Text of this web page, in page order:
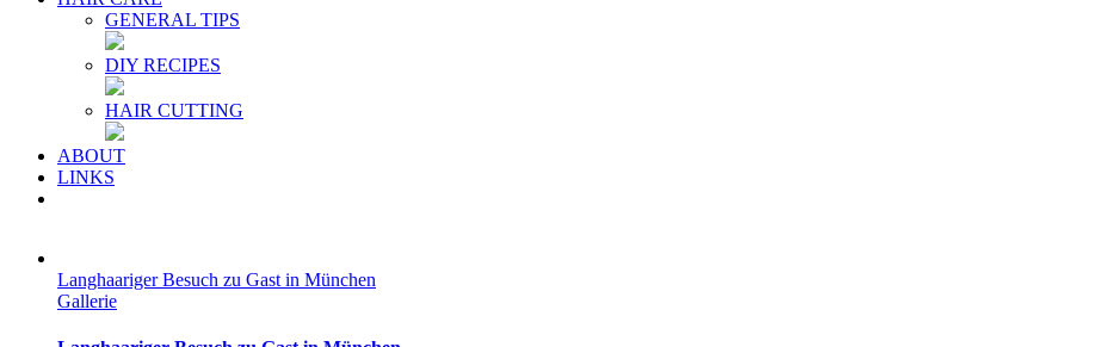
GENERAL TIPS
DIY RECIPES
HAIR CUTTING
ABOUT
LINKS
Langhaariger Besuch zu Gast in München
Gallerie